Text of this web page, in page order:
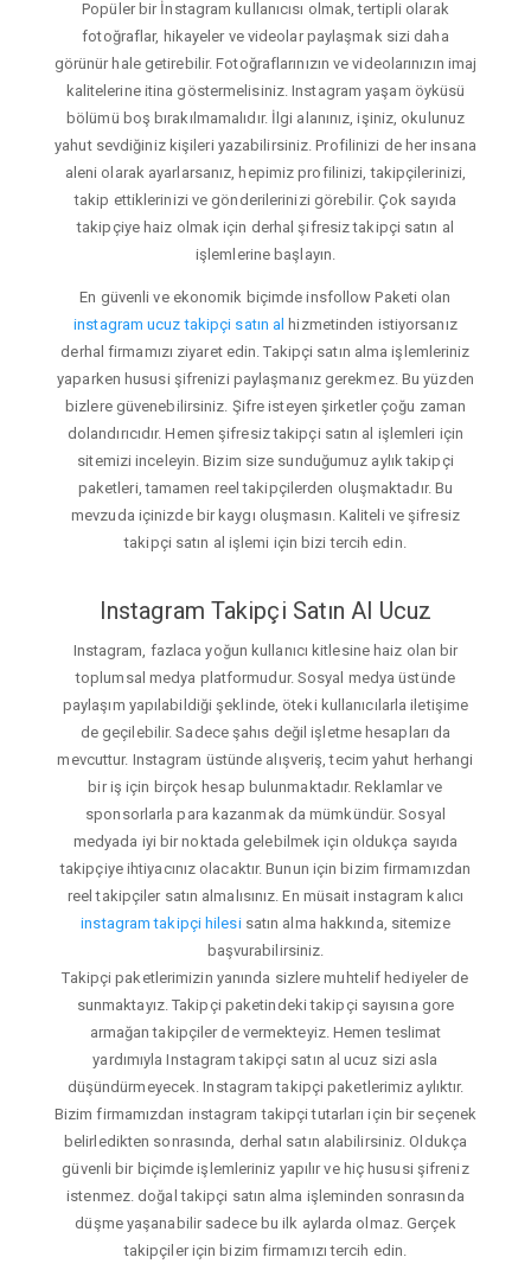
Popüler bir İnstagram kullanıcısı olmak, tertipli olarak
fotoğraflar, hikayeler ve videolar paylaşmak sizi daha
görünür hale getirebilir. Fotoğraflarınızın ve videolarınızın imaj
kalitelerine itina göstermelisiniz. Instagram yaşam öyküsü
bölümü boş bırakılmamalıdır. İlgi alanınız, işiniz, okulunuz
yahut sevdiğiniz kişileri yazabilirsiniz. Profilinizi de her insana
aleni olarak ayarlarsanız, hepimiz profilinizi, takipçilerinizi,
takip ettiklerinizi ve gönderilerinizi görebilir. Çok sayıda
takipçiye haiz olmak için derhal şifresiz takipçi satın al
işlemlerine başlayın.
En güvenli ve ekonomik biçimde insfollow Paketi olan
instagram ucuz takipçi satın al hizmetinden istiyorsanız
derhal firmamızı ziyaret edin. Takipçi satın alma işlemleriniz
yaparken hususi şifrenizi paylaşmanız gerekmez. Bu yüzden
bizlere güvenebilirsiniz. Şifre isteyen şirketler çoğu zaman
dolandırıcıdır. Hemen şifresiz takipçi satın al işlemleri için
sitemizi inceleyin. Bizim size sunduğumuz aylık takipçi
paketleri, tamamen reel takipçilerden oluşmaktadır. Bu
mevzuda içinizde bir kaygı oluşmasın. Kaliteli ve şifresiz
takipçi satın al işlemi için bizi tercih edin.
Instagram Takipçi Satın Al Ucuz
Instagram, fazlaca yoğun kullanıcı kitlesine haiz olan bir
toplumsal medya platformudur. Sosyal medya üstünde
paylaşım yapılabildiği şeklinde, öteki kullanıcılarla iletişime
de geçilebilir. Sadece şahıs değil işletme hesapları da
mevcuttur. Instagram üstünde alışveriş, tecim yahut herhangi
bir iş için birçok hesap bulunmaktadır. Reklamlar ve
sponsorlarla para kazanmak da mümkündür. Sosyal
medyada iyi bir noktada gelebilmek için oldukça sayıda
takipçiye ihtiyacınız olacaktır. Bunun için bizim firmamızdan
reel takipçiler satın almalısınız. En müsait instagram kalıcı
instagram takipçi hilesisatın alma hakkında, sitemize
başvurabilirsiniz.
Takipçi paketlerimizin yanında sizlere muhtelif hediyeler de
sunmaktayız. Takipçi paketindeki takipçi sayısına gore
armağan takipçiler de vermekteyiz. Hemen teslimat
yardımıyla Instagram takipçi satın al ucuz sizi asla
düşündürmeyecek. Instagram takipçi paketlerimiz aylıktır.
Bizim firmamızdan instagram takipçi tutarları için bir seçenek
belirledikten sonrasında, derhal satın alabilirsiniz. Oldukça
güvenli bir biçimde işlemleriniz yapılır ve hiç hususi şifreniz
istenmez. doğal takipçi satın alma işleminden sonrasında
düşme yaşanabilir sadece bu ilk aylarda olmaz. Gerçek
takipçiler için bizim firmamızı tercih edin.